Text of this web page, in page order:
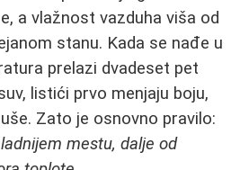
a vlažnost vazduha viša od
stanu. Kada se nađe u
prelazi dvadeset pet
listići prvo menjaju boju,
Zato je osnovno pravilo:
mestu, dalje od